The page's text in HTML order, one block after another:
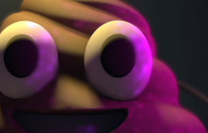
Mierda (videoclip para Joe Crepúsculo)
2019